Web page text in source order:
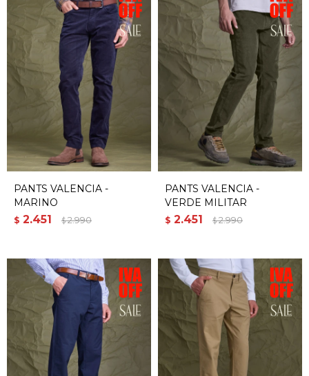
PANTS VALENCIA -
MARINO
$ 2.451 $ 2.990
PANTS VALENCIA -
VERDE MILITAR
$ 2.451 $ 2.990